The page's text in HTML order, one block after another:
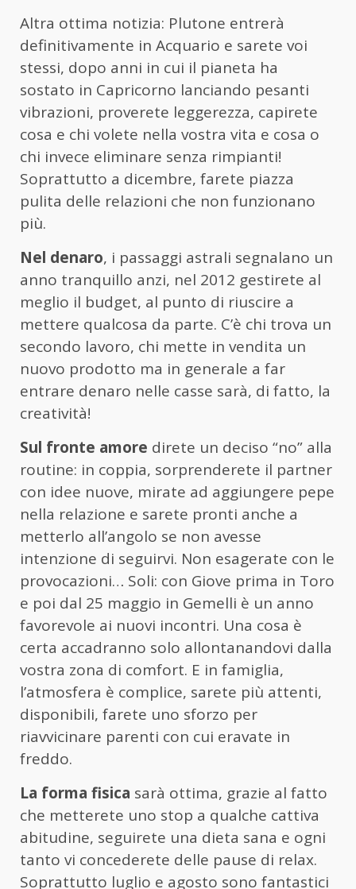
Altra ottima notizia: Plutone entrerà
definitivamente in Acquario e sarete voi
stessi, dopo anni in cui il pianeta ha
sostato in Capricorno lanciando pesanti
vibrazioni, proverete leggerezza, capirete
cosa e chi volete nella vostra vita e cosa o
chi invece eliminare senza rimpianti!
Soprattutto a dicembre, farete piazza
pulita delle relazioni che non funzionano
più.
Nel denaro, i passaggi astrali segnalano un
anno tranquillo anzi, nel 2012 gestirete al
meglio il budget, al punto di riuscire a
mettere qualcosa da parte. C’è chi trova un
secondo lavoro, chi mette in vendita un
nuovo prodotto ma in generale a far
entrare denaro nelle casse sarà, di fatto, la
creatività!
Sul fronte amore direte un deciso “no” alla
routine: in coppia, sorprenderete il partner
con idee nuove, mirate ad aggiungere pepe
nella relazione e sarete pronti anche a
metterlo all’angolo se non avesse
intenzione di seguirvi. Non esagerate con le
provocazioni… Soli: con Giove prima in Toro
e poi dal 25 maggio in Gemelli è un anno
favorevole ai nuovi incontri. Una cosa è
certa accadranno solo allontanandovi dalla
vostra zona di comfort. E in famiglia,
l’atmosfera è complice, sarete più attenti,
disponibili, farete uno sforzo per
riavvicinare parenti con cui eravate in
freddo.
La forma fisica sarà ottima, grazie al fatto
che metterete uno stop a qualche cattiva
abitudine, seguirete una dieta sana e ogni
tanto vi concederete delle pause di relax.
Soprattutto luglio e agosto sono fantastici